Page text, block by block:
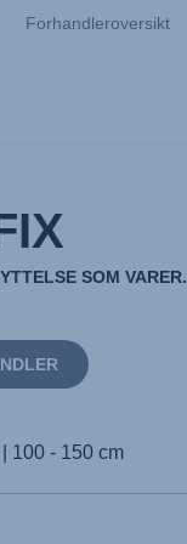
Forhandleroversikt
SOM VARER.
100 - 150 cm